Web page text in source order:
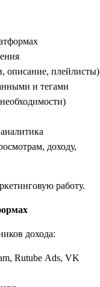
описание, плейлисты)
и тегами
доходу,
работу.
дохода:
Rutube Ads, VK